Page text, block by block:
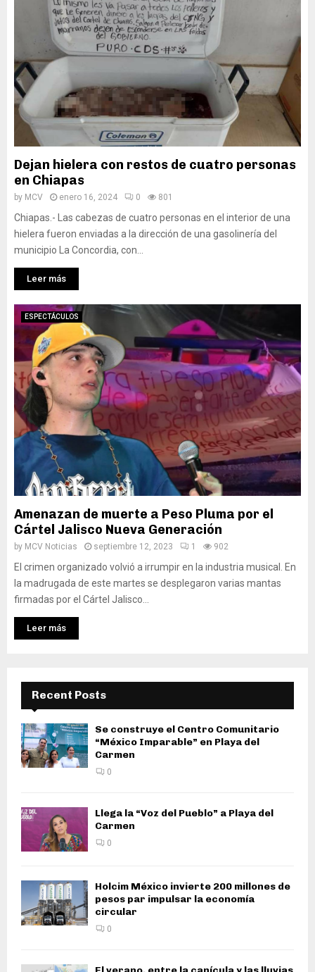
Dejan hielera con restos de cuatro personas
en Chiapas
by MCV enero 16, 2024 0 801
Chiapas.- Las cabezas de cuatro personas en el interior de una
hielera fueron enviadas a la dirección de una gasolinería del
municipio La Concordia, con...
Leer más
ESPECTÁCULOS
Amenazan de muerte a Peso Pluma por el
Cártel Jalisco Nueva Generación
by MCV Noticias septiembre 12, 2023 1 902
El crimen organizado volvió a irrumpir en la industria musical. En
la madrugada de este martes se desplegaron varias mantas
firmadas por el Cártel Jalisco...
Leer más
Recent Posts
Se construye el Centro Comunitario
“México Imparable” en Playa del
Carmen
0
Llega la “Voz del Pueblo” a Playa del
Carmen
0
Holcim México invierte 200 millones de
pesos par impulsar la economía
circular
0